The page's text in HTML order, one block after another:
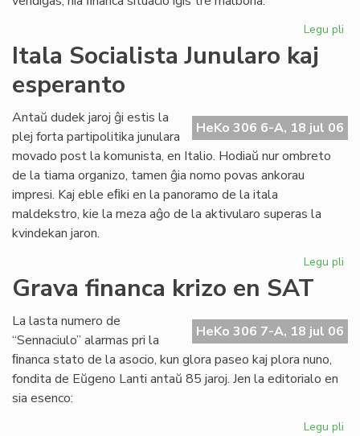
Legu pli
Itala Socialista Junularo kaj
esperanto
HeKo 306 6-A, 18 jul 06
Antaŭ dudek jaroj ĝi estis la
plej forta partipolitika junulara
movado post la komunista, en Italio. Hodiaŭ nur ombreto
de la tiama organizo, tamen ĝia nomo povas ankorau
impresi. Kaj eble eﬁki en la panoramo de la itala
maldekstro, kie la meza aĝo de la aktivularo superas la
kvindekan jaron.
Legu pli
Grava financa krizo en SAT
HeKo 306 7-A, 18 jul 06
La lasta numero de
“Sennaciulo” alarmas pri la
ﬁnanca stato de la asocio, kun glora paseo kaj plora nuno,
fondita de Eŭgeno Lanti antaŭ 85 jaroj. Jen la editorialo en
sia esenco:
Legu pli